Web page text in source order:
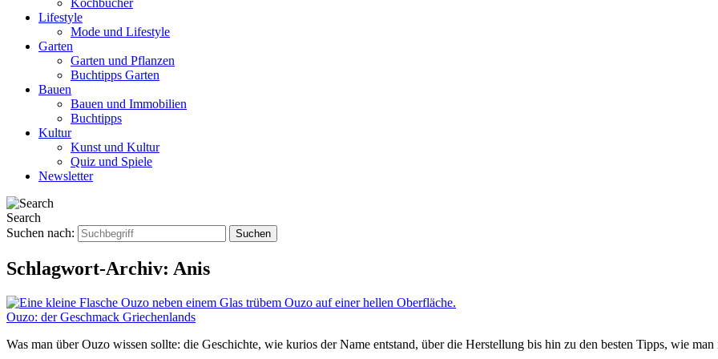
Kochbücher
Lifestyle
Mode und Lifestyle
Garten
Garten und Pflanzen
Buchtipps Garten
Bauen
Bauen und Immobilien
Buchtipps
Kultur
Kunst und Kultur
Quiz und Spiele
Newsletter
Search
Suchen nach:
Schlagwort-Archiv: Anis
Ouzo: der Geschmack Griechenlands
Was man über Ouzo wissen sollte: die Geschichte, wie kurios der Name entstand, über die Herstellung bis hin zu den besten Tipps, wie